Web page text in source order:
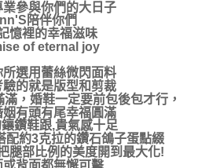
參與你們的大日子
陪伴你們
憶裡的幸福滋味
of eternal joy
選用蕾絲微閃面料
的就是版型和剪裁
，婚鞋一定要前包後包才行，
有頭有尾幸福圓滿
鑽鞋跟,貴氣感十足
配約3克拉的鑽石鴿子蛋點綴
腿部比例的美度開到最大化!
背面都無懈可擊